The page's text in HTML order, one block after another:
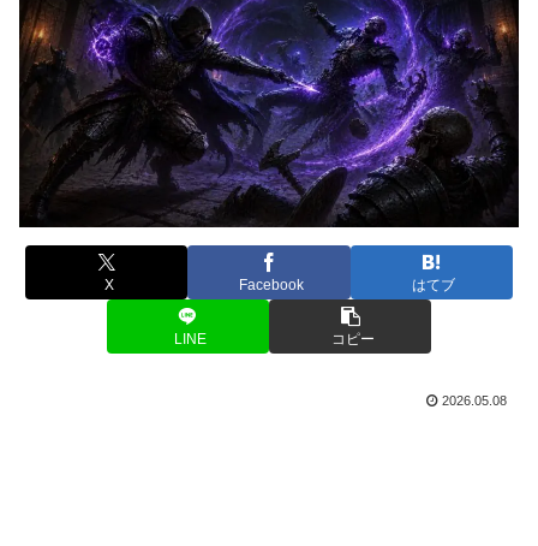
X Facebook はてブ
LINE コピー
2026.05.08